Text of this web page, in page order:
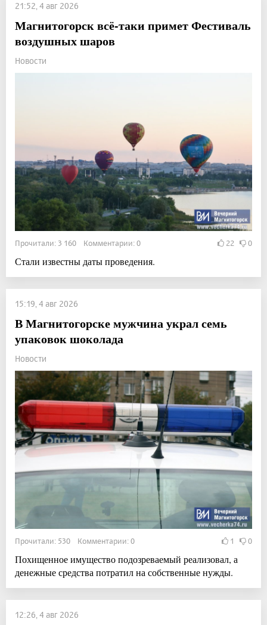
21:52, 4 авг 2026
Магнитогорск всё-таки примет Фестиваль
воздушных шаров
Новости
Прочитали: 3 160 Комментарии: 0 22 0
Стали известны даты проведения.
15:19, 4 авг 2026
В Магнитогорске мужчина украл семь
упаковок шоколада
Новости
Прочитали: 530 Комментарии: 0 1 0
Похищенное имущество подозреваемый реализовал, а
денежные средства потратил на собственные нужды.
12:26, 4 авг 2026